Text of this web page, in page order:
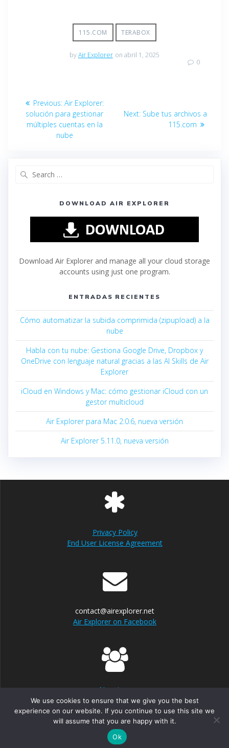
115.COM TERABOX
byAir Explorer on abril 1, 2025
0
Previous: Air Explorer:
solución para gestionar
múltiples cuentas en la
nube
Next: Sube tus archivos a
115.com
DOWNLOAD AIR EXPLORER
Download Air Explorer and manage all your cloud storage
accounts using just one program.
ENTRADAS RECIENTES
Cómo automatizar la subida comprimida (zipupload) a la
nube
Habla con tu nube: Gestiona Google Drive, Dropbox y
OneDrive con lenguaje natural gracias a las AI Skills de Air
Explorer
iCloud en Windows y Mac: cómo gestionar iCloud con un
gestor multicloud
Air Explorer para Mac 2.0.6, nueva versión
Air Explorer 5.11.0, nueva versión
Privacy Policy
End User License Agreement
contact@airexplorer.net
Air Explorer on Facebook
Nosotros
© 2026 Air Explorer. Built using WordPress andEmpowerWP
Theme .
We use cookies to ensure that we give you the best
experience on our website. If you continue to use this site we
will assume that you are happy with it.
Ok